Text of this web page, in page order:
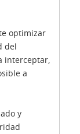
optimizar
del
interceptar,
a
y